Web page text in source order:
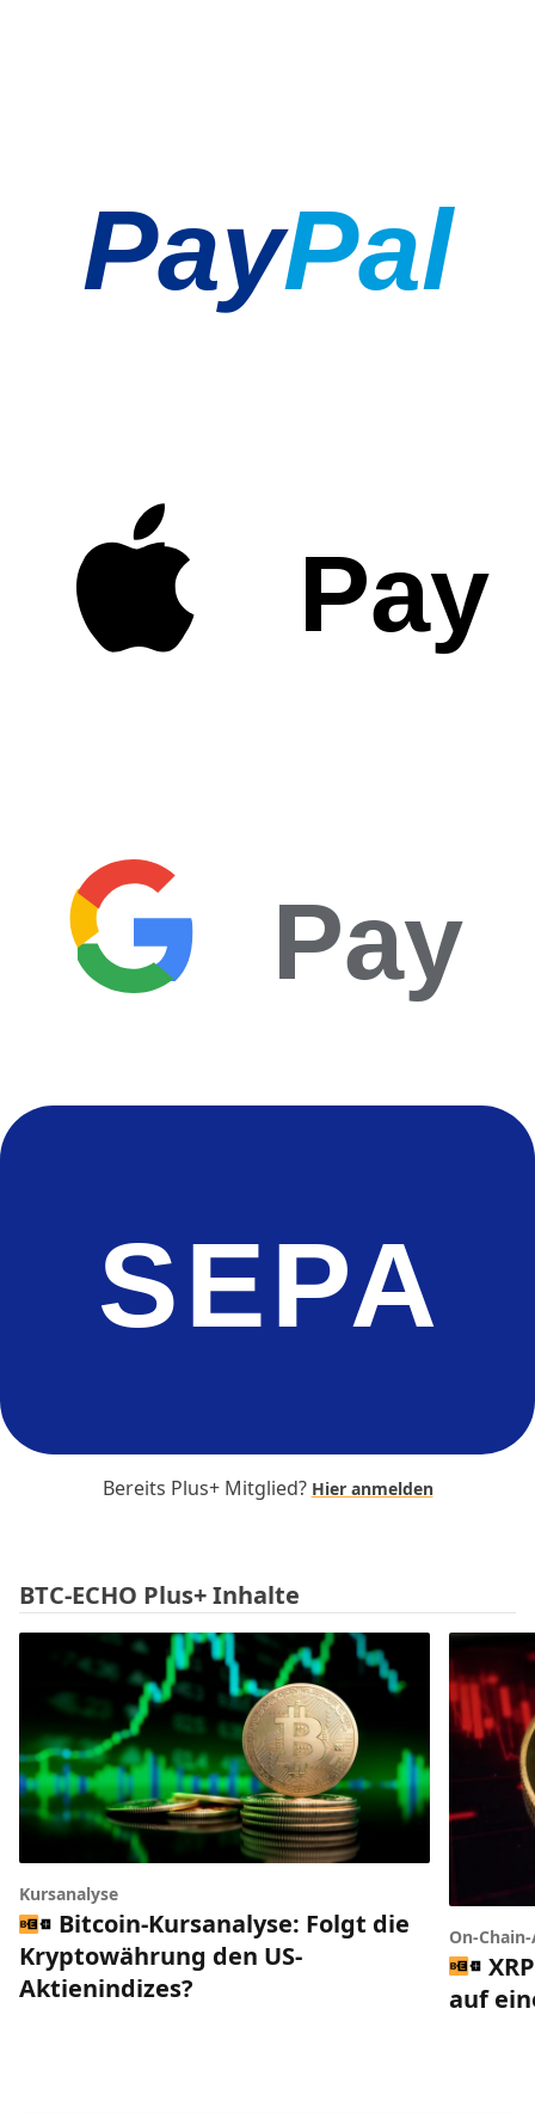
PayPal
Pay
Pay
SEPA
Bereits Plus+ Mitglied? Hier anmelden
BTC-ECHO Plus+ Inhalte
Kursanalyse
Bitcoin-Kursanalyse: Folgt die
Kryptowährung den US-
Aktienindizes?
On-
auf